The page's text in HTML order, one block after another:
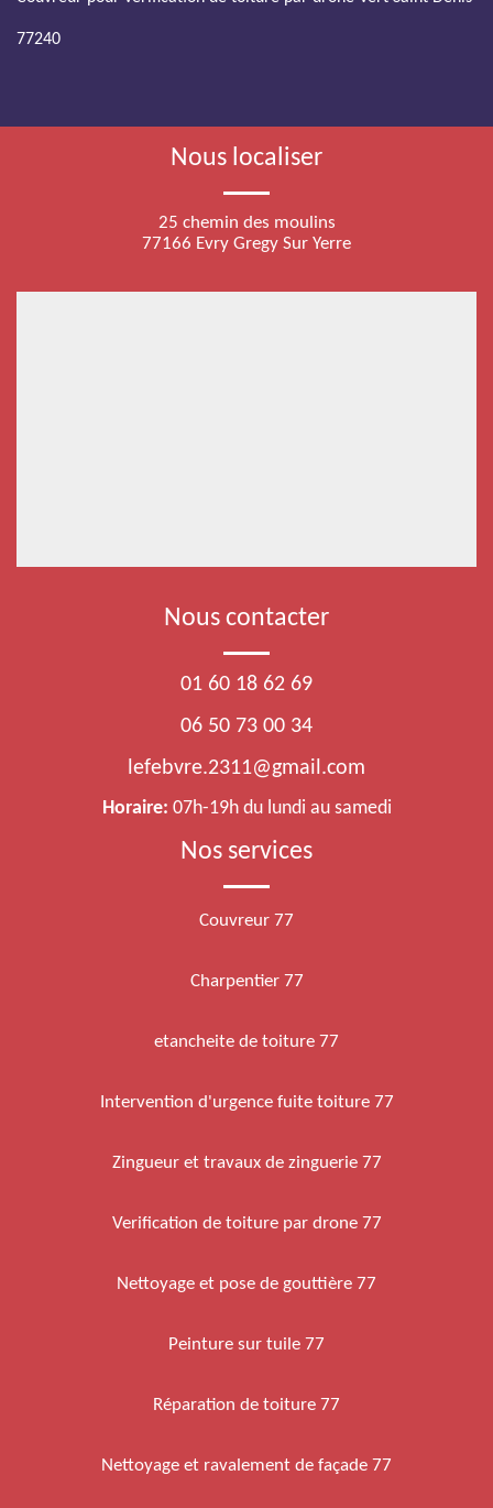
77240
Nous localiser
25 chemin des moulins
77166 Evry Gregy Sur Yerre
Nous contacter
01 60 18 62 69
06 50 73 00 34
lefebvre.2311@gmail.com
Horaire: 07h-19h du lundi au samedi
Nos services
Couvreur 77
Charpentier 77
etancheite de toiture 77
Intervention d'urgence fuite toiture 77
Zingueur et travaux de zinguerie 77
Verification de toiture par drone 77
Nettoyage et pose de gouttière 77
Peinture sur tuile 77
Réparation de toiture 77
Nettoyage et ravalement de façade 77